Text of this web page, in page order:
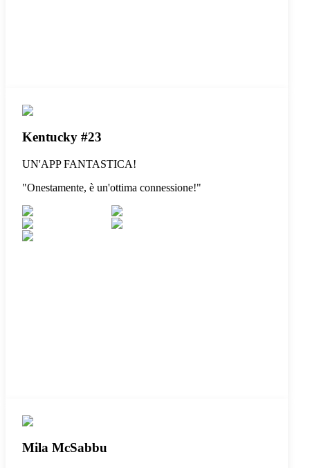
Kentucky #23
UN'APP FANTASTICA!
"Onestamente, è un'ottima connessione!"
Mila McSabbu